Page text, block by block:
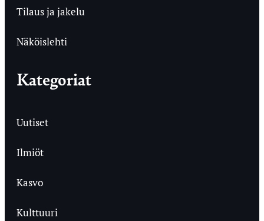
Tilaus ja jakelu
Näköislehti
Kategoriat
Uutiset
Ilmiöt
Kasvo
Kulttuuri